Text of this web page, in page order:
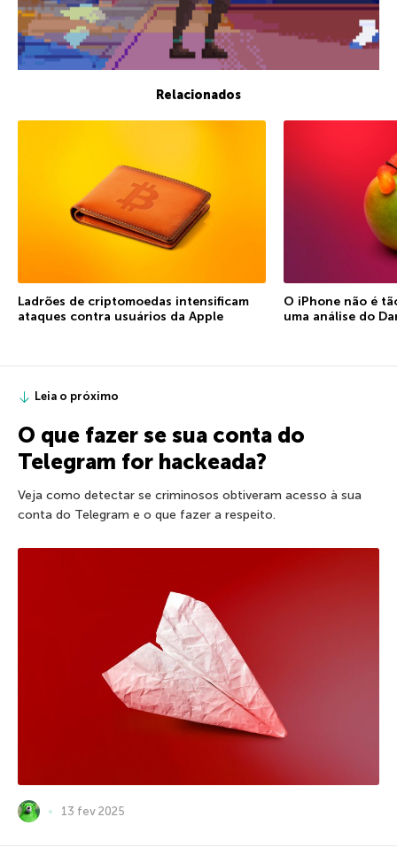
Relacionados
Ladrões de criptomoedas intensificam
ataques contra usuários da Apple
O iPhone não é
uma análise do
Leia o próximo
O que fazer se sua conta do
Telegram for hackeada?
Veja como detectar se criminosos obtiveram acesso à sua
conta do Telegram e o que fazer a respeito.
13 fev 2025